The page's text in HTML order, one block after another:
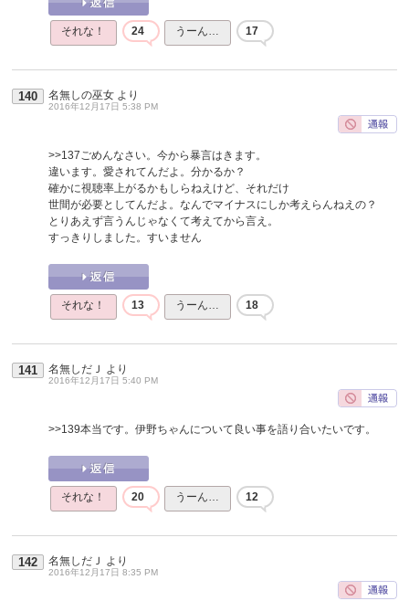
それな！ 24 うーん… 17
140 名無しの巫女 より
2016年12月17日 5:38 PM
>>137ごめんなさい。今から暴言はきます。
違います。愛されてんだよ。分かるか？
確かに視聴率上がるかもしらねえけど、それだけ
世間が必要としてんだよ。なんでマイナスにしか考えらんねえの？
とりあえず言うんじゃなくて考えてから言え。
すっきりしました。すいません
それな！ 13 うーん… 18
141 名無しだＪ より
2016年12月17日 5:40 PM
>>139本当です。伊野ちゃんについて良い事を語り合いたいです。
それな！ 20 うーん… 12
142 名無しだＪ より
2016年12月17日 8:35 PM